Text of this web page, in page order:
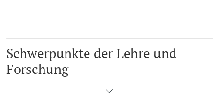
Schwerpunkte der Lehre und
Forschung